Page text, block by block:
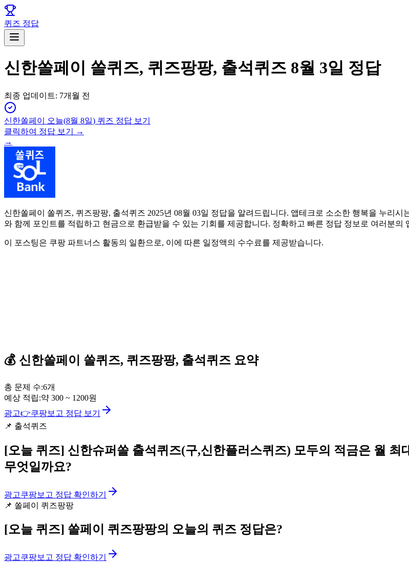
퀴즈 정답
신한쏠페이 쏠퀴즈, 퀴즈팡팡, 출석퀴즈 8월 3일 정답
최종 업데이트: 7개월 전
신한쏠페이 오늘(8월 8일) 퀴즈 정답 보기
클릭하여 정답 보기 →
→
신한쏠페이 쏠퀴즈, 퀴즈팡팡, 출석퀴즈 2025년 08월 03일 정답을 알려드립니다. 앱테크로 소소한 행복을 누리
와 함께 포인트를 적립하고 현금으로 환급받을 수 있는 기회를 제공합니다. 정확하고 빠른 정답 정보로 여러분의
이 포스팅은 쿠팡 파트너스 활동의 일환으로, 이에 따른 일정액의 수수료를 제공받습니다.
💰 신한쏠페이 쏠퀴즈, 퀴즈팡팡, 출석퀴즈 요약
총 문제 수:6개
예상 적립:약 300 ~ 1200원
광고👉쿠팡보고 정답 보기
📌 출석퀴즈
[오늘 퀴즈] 신한슈퍼쏠 출석퀴즈(구,신한플러스퀴즈) 모두의 적금은 월 최
무엇일까요?
광고쿠팡보고 정답 확인하기
📌 쏠페이 퀴즈팡팡
[오늘 퀴즈] 쏠페이 퀴즈팡팡의 오늘의 퀴즈 정답은?
광고쿠팡보고 정답 확인하기